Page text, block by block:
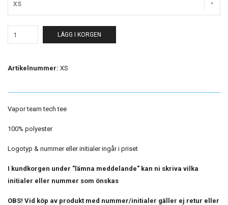
XS
LÄGG I KORGEN
Artikelnummer: XS
Vapor team tech tee
100% polyester
Logotyp & nummer eller initialer ingår i priset
I kundkorgen under "lämna meddelande" kan ni skriva vilka
initialer eller nummer som önskas
OBS! Vid köp av produkt med nummer/initialer gäller ej retur eller